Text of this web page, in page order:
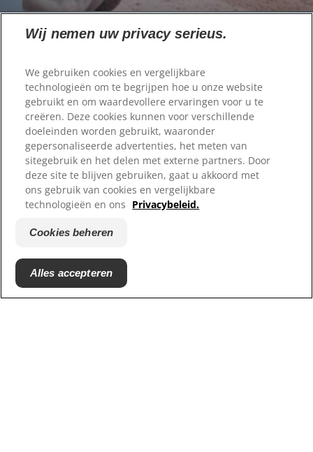
Heerlijk smaakvol
Onze door wetenschap ondersteunde
benadering maakt de maaltijd van je huisdier
onweerstaanbaar.
De wetenschap van smaak
Wij nemen uw privacy serieus.
We gebruiken cookies en vergelijkbare
technologieën om te begrijpen hoe u onze website
gebruikt en om waardevollere ervaringen voor u te
creëren. Deze cookies kunnen voor verschillende
doeleinden worden gebruikt, waaronder
gepersonaliseerde advertenties, het meten van
sitegebruik en het delen met externe partners. Door
deze site te blijven gebruiken, gaat u akkoord met
ons gebruik van cookies en vergelijkbare
technologieën en ons Privacybeleid.
Cookies beheren
Alles accepteren